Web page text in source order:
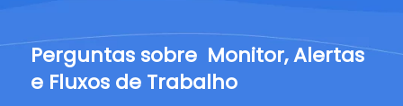
Perguntas sobre Monitor, Alertas
e Fluxos de Trabalho